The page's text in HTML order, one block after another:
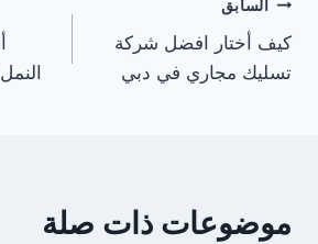
تصفّح
المقالات
السابق
كيف أختار افضل شركة
تسليك مجاري في دبي
موضوعات ذات صلة